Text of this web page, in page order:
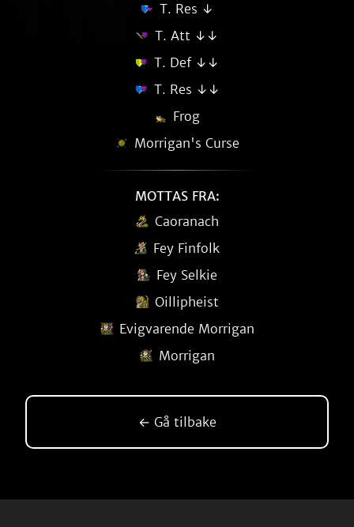
T. Res ↓
T. Att ↓↓
T. Def ↓↓
T. Res ↓↓
Frog
Morrigan's Curse
MOTTAS FRA:
Caoranach
Fey Finfolk
Fey Selkie
Oillipheist
Evigvarende Morrigan
Morrigan
← Gå tilbake